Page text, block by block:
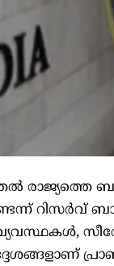
രാജ്യത്തെ
റിസർവ്